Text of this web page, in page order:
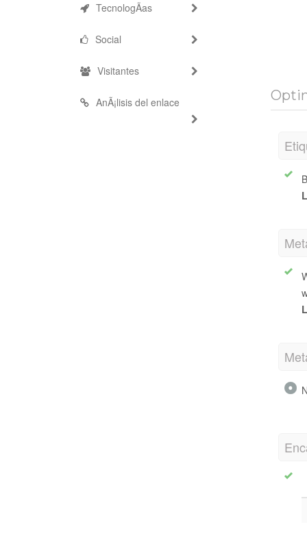
TecnologÃ­as
Social
Visitantes
AnÃ¡lisis del enlace